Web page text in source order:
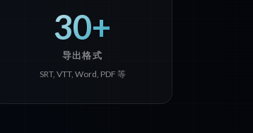
30+
导出格式
SRT, VTT, Word, PDF 等